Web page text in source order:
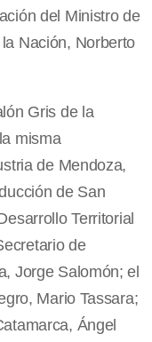
del Ministro de
Nación, Norberto
Gris de la
misma
de Mendoza,
de San
Territorial
de
Jorge Salomón; el
Mario Tassara;
Ángel